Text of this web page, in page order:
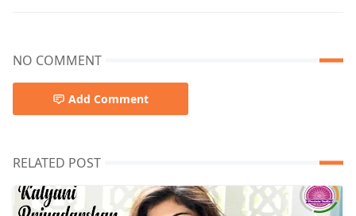
NO COMMENT
Add Comment
RELATED POST